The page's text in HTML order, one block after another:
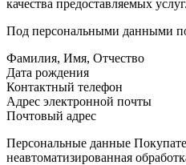
качества предоставляемых услуг.
Под персональными данными
Фамилия, Имя, Отчество
Дата рождения
Контактный телефон
Адрес электронной почты
Почтовый адрес
Персональные данные
неавтоматизированная